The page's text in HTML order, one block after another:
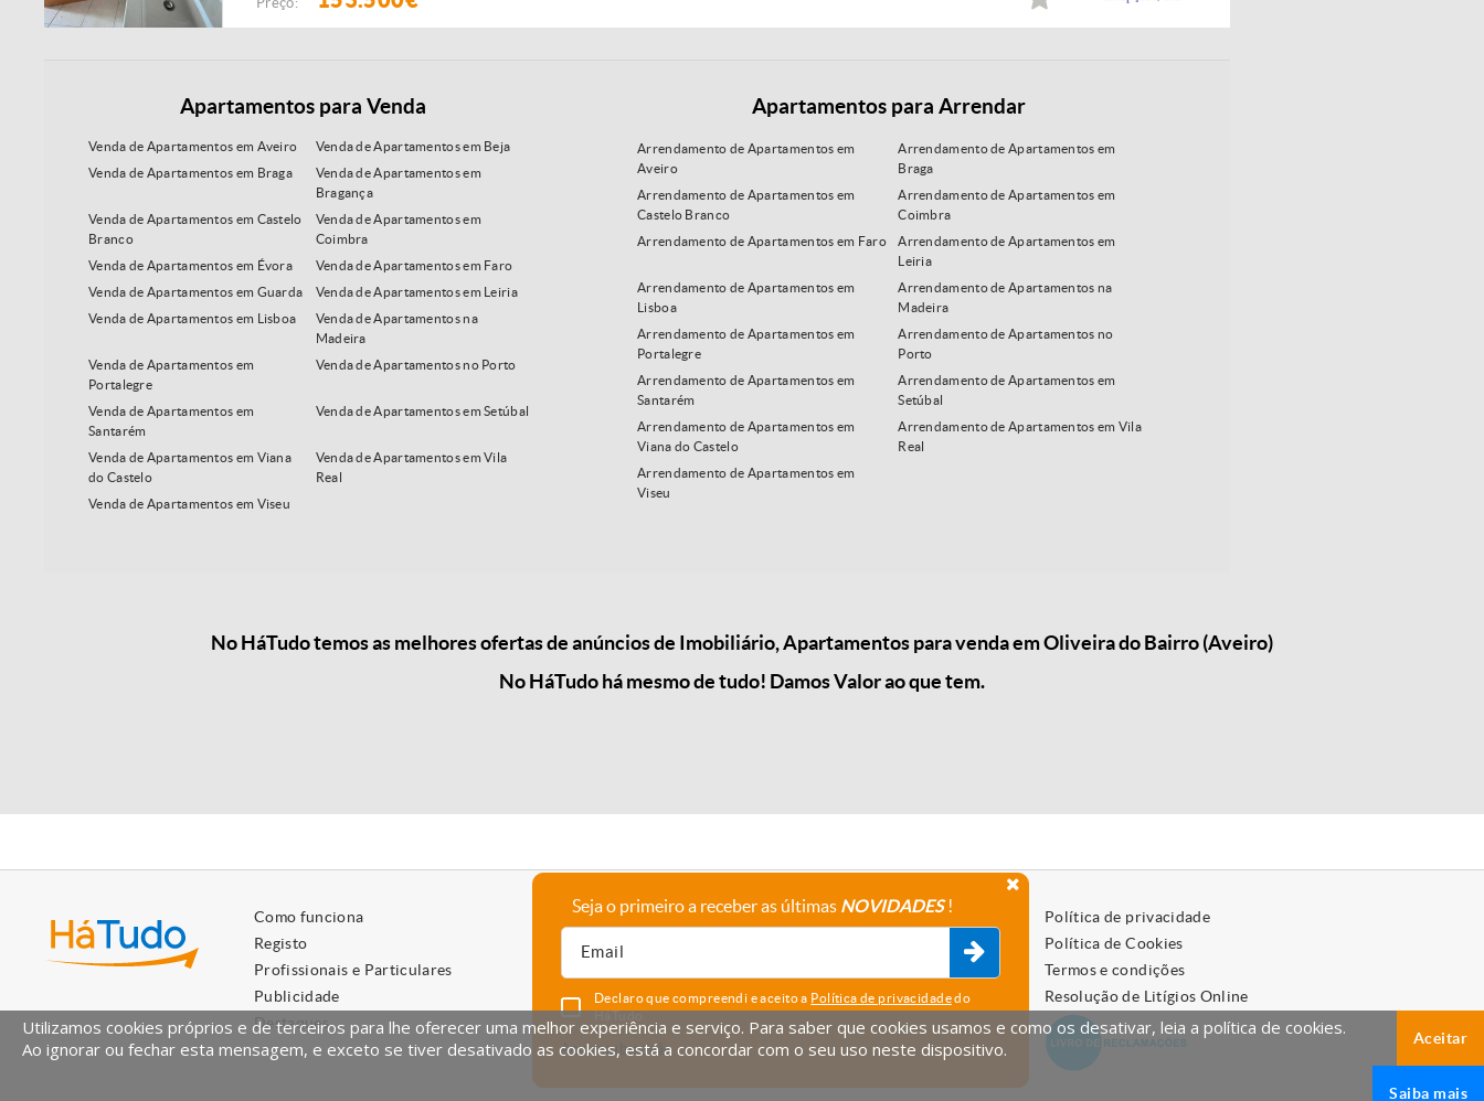
Apartamentos para Venda
Venda de Apartamentos em Aveiro
Venda de Apartamentos em Beja
Venda de Apartamentos em Braga
Venda de Apartamentos em
Bragança
Venda de Apartamentos em Castelo
Branco
Venda de Apartamentos em
Coimbra
Venda de Apartamentos em Évora
Venda de Apartamentos em Faro
Venda de Apartamentos em Guarda
Venda de Apartamentos em Leiria
Venda de Apartamentos em Lisboa
Venda de Apartamentos na
Madeira
Venda de Apartamentos em
Portalegre
Venda de Apartamentos no Porto
Venda de Apartamentos em
Santarém
Venda de Apartamentos em Setúbal
Venda de Apartamentos em Viana
do Castelo
Venda de Apartamentos em Vila
Real
Venda de Apartamentos em Viseu
Apartamentos para Arrendar
Arrendamento de Apartamentos em
Aveiro
Arrendamento de Apartamentos em
Braga
Arrendamento de Apartamentos em
Castelo Branco
Arrendamento de Apartamentos em
Coimbra
Arrendamento de Apartamentos em Faro
Arrendamento de Apartamentos em
Leiria
Arrendamento de Apartamentos em
Lisboa
Arrendamento de Apartamentos na
Madeira
Arrendamento de Apartamentos em
Portalegre
Arrendamento de Apartamentos no
Porto
Arrendamento de Apartamentos em
Santarém
Arrendamento de Apartamentos em
Setúbal
Arrendamento de Apartamentos em
Viana do Castelo
Arrendamento de Apartamentos em Vila
Real
Arrendamento de Apartamentos em
Viseu
No HáTudo temos as melhores ofertas de anúncios de Imobiliário, Apartamentos para venda em Oliveira do Bairro (Aveiro)
No HáTudo há mesmo de tudo! Damos Valor ao que tem.
Como funciona
Registo
Profissionais e Particulares
Publicidade
Destaques
A empresa
Parceiros
Política de privacidade
Política de Cookies
Termos e condições
Resolução de Litígios Online
Seja o primeiro a receber as últimas NOVIDADES!
Declaro que compreendi e aceito a Política de privacidadedo
HáTudo.
Anular subscrição
Utilizamos cookies próprios e de terceiros para lhe oferecer uma melhor experiência e serviço. Para saber que cookies usamos e como os desativar, leia a política de cookies.
Ao ignorar ou fechar esta mensagem, e exceto se tiver desativado as cookies, está a concordar com o seu uso neste dispositivo.
Aceitar
Saiba mais